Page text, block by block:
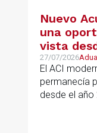
Nuevo
una
vista
Atlántico
27/07/2026
El ACI
permanecía
desde el